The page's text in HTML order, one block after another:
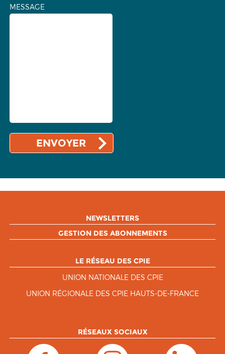
MESSAGE
NEWSLETTERS
GESTION DES ABONNEMENTS
LE RÉSEAU DES CPIE
UNION NATIONALE DES CPIE
UNION RÉGIONALE DES CPIE HAUTS-DE-FRANCE
RÉSEAUX SOCIAUX